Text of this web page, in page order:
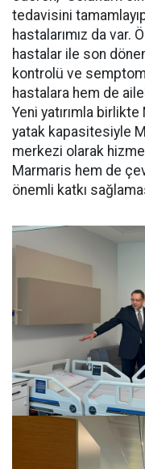
tedavisini
hastalarımız da var.
hastalar ile son
kontrolü ve
hastalara hem de
Yeni yatırımla
yatak kapasitesiyle
merkezi olarak
Marmaris hem de
önemli katkı